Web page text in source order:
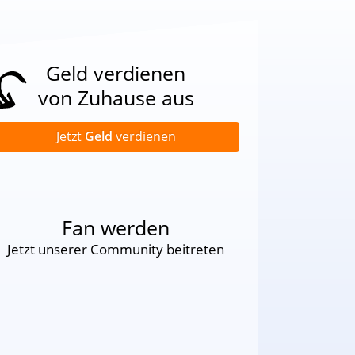
Geld verdienen
von Zuhause aus
Jetzt Geld verdienen
Fan werden
Jetzt unserer Community beitreten